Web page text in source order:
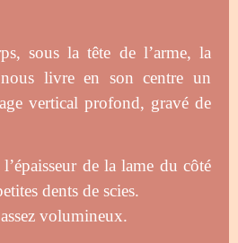
sous la tête de l’arme, la
nous livre en son centre un
vertical profond, gravé de
de la lame du côté
dents de scies.
volumineux.